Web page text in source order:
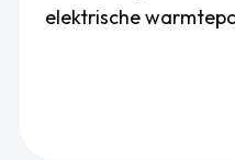
elektrische